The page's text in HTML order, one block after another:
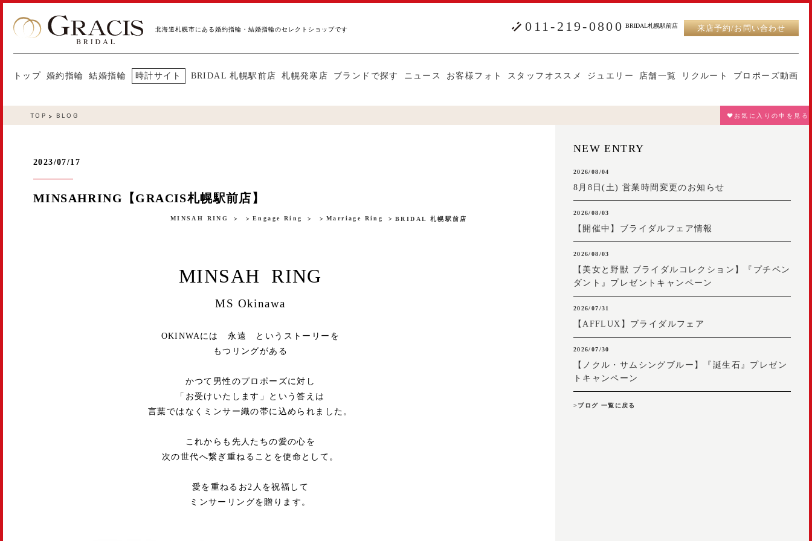
北海道札幌市にある婚約指輪・結婚指輪のセレクトショップです 011-219-0800 BRIDAL札幌駅前店 来店予約/お問い合わせ
トップ 婚約指輪 結婚指輪 時計サイト BRIDAL 札幌駅前店 札幌発寒店 ブランドで探す ニュース お客様フォト スタッフオススメ ジュエリー 店舗一覧 リクルート プロポーズ動画
TOP BLOG ♥お気に入りの中を見る
2023/07/17
MINSAHRING【GRACIS札幌駅前店】
MINSAH RING Engage Ring Marriage Ring BRIDAL 札幌駅前店
MINSAH RING
MS Okinawa
OKINWAには 永遠 というストーリーを
もつリングがある
かつて男性のプロポーズに対し
「お受けいたします」という答えは
言葉ではなくミンサー織の帯に込められました。
これからも先人たちの愛の心を
次の世代へ繋ぎ重ねることを使命として。
愛を重ねるお2人を祝福して
ミンサーリングを贈ります。
NEW ENTRY
2026/08/04
8月8日(土) 営業時間変更のお知らせ
2026/08/03
【開催中】ブライダルフェア情報
2026/08/03
【美女と野獣 ブライダルコレクション】『プチペン
ダント』プレゼントキャンペーン
2026/07/31
【AFFLUX】ブライダルフェア
2026/07/30
【ノクル・サムシングブルー】『誕生石』プレゼン
トキャンペーン
>ブログ 一覧に戻る